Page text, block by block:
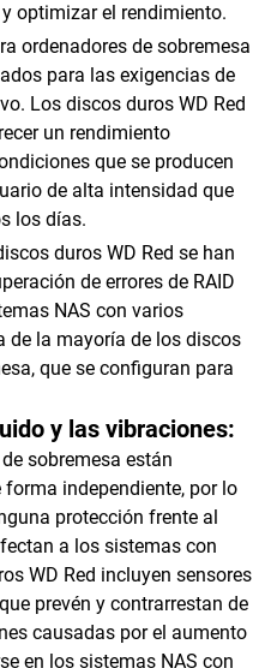
optimizar el rendimiento.
ordenadores de sobremesa
para las exigencias de
Los discos duros WD Red
un rendimiento
que se producen
de alta intensidad que
los días.
duros WD Red se han
de errores de RAID
NAS con varios
de la mayoría de los discos
que se configuran para
y las vibraciones:
sobremesa están
independiente, por lo
protección frente al
a los sistemas con
WD Red incluyen sensores
prevén y contrarrestan de
causadas por el aumento
en los sistemas NAS con